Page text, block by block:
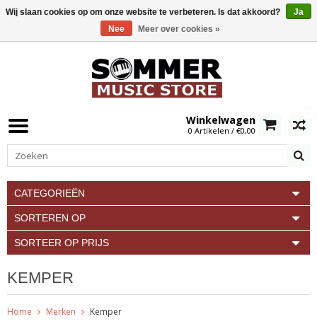
Winkelwagen
0 Artikelen / €0,00
CATEGORIEËN
SORTEREN OP
SORTEER OP PRIJS
KEMPER
Home Merken Kemper
Wij slaan cookies op om onze website te verbeteren. Is dat akkoord?
Ja
Nee
Meer over cookies »